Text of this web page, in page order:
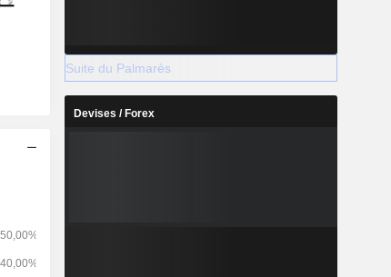
Suite du Palmarès
Devises / Forex